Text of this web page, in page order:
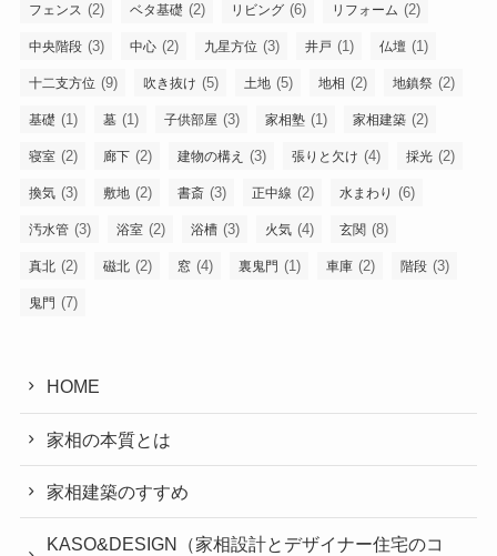
フェンス (2) ベタ基礎 (2) リビング (6) リフォーム (2)
中央階段 (3) 中心 (2) 九星方位 (3) 井戸 (1) 仏壇 (1)
十二支方位 (9) 吹き抜け (5) 土地 (5) 地相 (2) 地鎮祭 (2)
基礎 (1) 墓 (1) 子供部屋 (3) 家相塾 (1) 家相建築 (2)
寝室 (2) 廊下 (2) 建物の構え (3) 張りと欠け (4) 採光 (2)
換気 (3) 敷地 (2) 書斎 (3) 正中線 (2) 水まわり (6)
汚水管 (3) 浴室 (2) 浴槽 (3) 火気 (4) 玄関 (8)
真北 (2) 磁北 (2) 窓 (4) 裏鬼門 (1) 車庫 (2) 階段 (3)
鬼門 (7)
HOME
家相の本質とは
家相建築のすすめ
KASO&DESIGN（家相設計とデザイナー住宅のコ